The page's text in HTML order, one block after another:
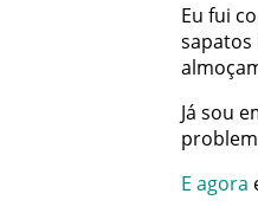
Eu fui
sapatos
Já sou
E agora